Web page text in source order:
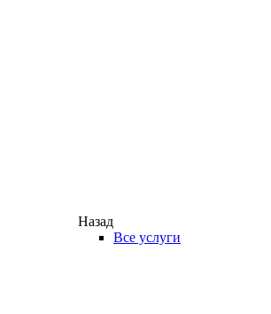
Назад
Все услуги